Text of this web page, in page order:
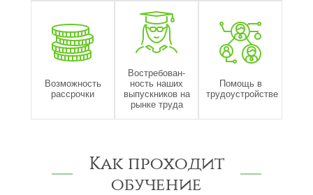
Возможность
рассрочки
Востребован-
ность наших
выпускников на
рынке труда
Помощь в
трудоустройстве
Как проходит
обучение